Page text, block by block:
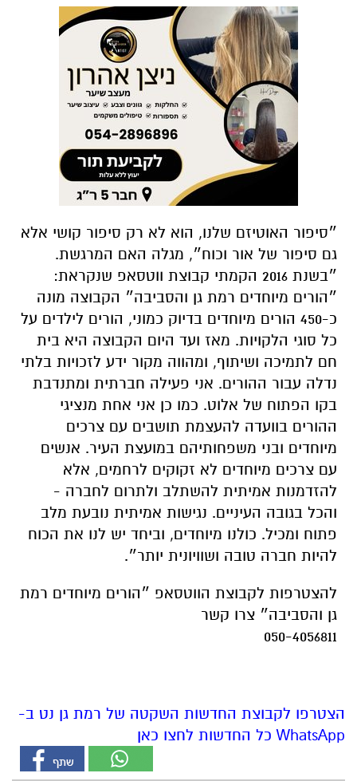
״סיפור האוטיזם שלנו, הוא לא רק סיפור קושי אלא
גם סיפור של אור וכוח״, מגלה האם המרגשת.
״בשנת 2016 הקמתי קבוצת ווטסאפ שנקראת:
״הורים מיוחדים רמת גן והסביבה״ הקבוצה מונה
כ-450 הורים מיוחדים בדיוק כמוני, הורים לילדים על
כל סוגי הלקויות. מאז ועד היום הקבוצה היא בית
חם לתמיכה ושיתוף, ומהווה מקור ידע לזכויות בלתי
נדלה עבור ההורים. אני פעילה חברתית ומתנדבת
בקו הפתוח של אלוט. כמו כן אני אחת מנציגי
ההורים בוועדה להעצמת תושבים עם צרכים
מיוחדים ובני משפחותיהם במועצת העיר. אנשים
עם צרכים מיוחדים לא זקוקים לרחמים, אלא
להזדמנות אמיתית להשתלב ולתרום לחברה -
והכל בגובה העיניים. נגישות אמיתית נובעת מלב
פתוח ומכיל. כולנו מיוחדים, וביחד יש לנו את הכוח
להיות חברה טובה ושוויונית יותר״.
להצטרפות לקבוצת הווטסאפ ״הורים מיוחדים רמת
גן והסביבה״ צרו קשר
050-4056811
הצטרפו לקבוצת החדשות השקטה של רמת גן נט ב-
WhatsApp כל החדשות לחצו כאן